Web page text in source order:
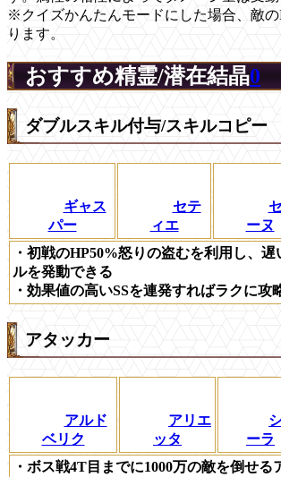
※クイズかんたんモードにした場合、敵の
ります。
おすすめ精霊/潜在結晶0
ダブルスキル付与/スキルコピー
ギャス
パー
セテ
ィエ
ーヌ
・初戦のHP50%怒りの盗むを利用し、
ルを発動できる
・効果値の高いSSを連発すればラクに攻
アタッカー
アルド
ベリク
アリエ
ッタ
ーラ
・ボス戦4T目までに1000万の敵を倒せる